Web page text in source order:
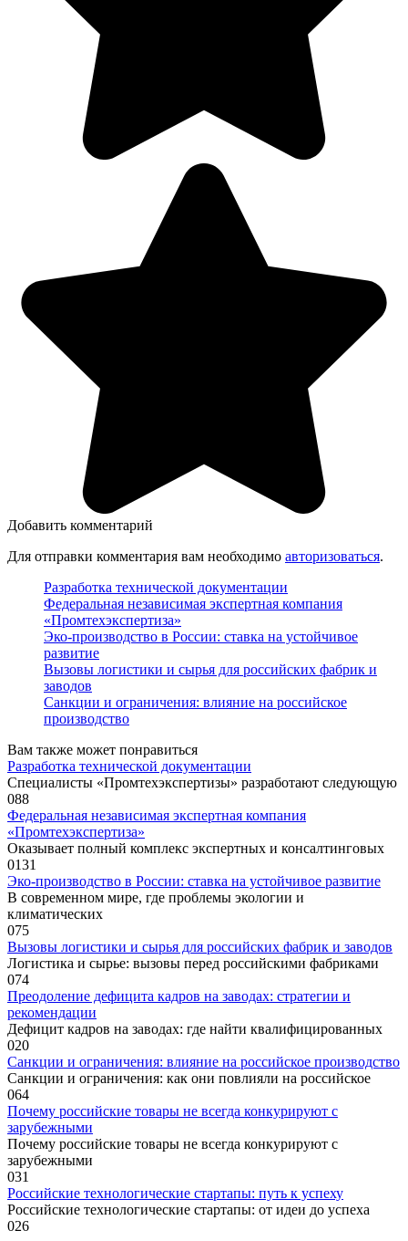
Добавить комментарий
Для отправки комментария вам необходимо авторизоваться.
Разработка технической документации
Федеральная независимая экспертная компания
«Промтехэкспертиза»
Эко-производство в России: ставка на устойчивое
развитие
Вызовы логистики и сырья для российских фабрик и
заводов
Санкции и ограничения: влияние на российское
производство
Вам также может понравиться
Разработка технической документации
Специалисты «Промтехэкспертизы» разработают следующую
088
Федеральная независимая экспертная компания
«Промтехэкспертиза»
Оказывает полный комплекс экспертных и консалтинговых
0131
Эко-производство в России: ставка на устойчивое развитие
В современном мире, где проблемы экологии и
климатических
075
Вызовы логистики и сырья для российских фабрик и заводов
Логистика и сырье: вызовы перед российскими фабриками
074
Преодоление дефицита кадров на заводах: стратегии и
рекомендации
Дефицит кадров на заводах: где найти квалифицированных
020
Санкции и ограничения: влияние на российское производство
Санкции и ограничения: как они повлияли на российское
064
Почему российские товары не всегда конкурируют с
зарубежными
Почему российские товары не всегда конкурируют с
зарубежными
031
Российские технологические стартапы: путь к успеху
Российские технологические стартапы: от идеи до успеха
026